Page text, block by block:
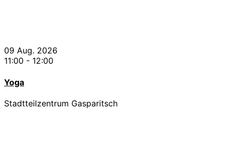
09 Aug. 2026
11:00 - 12:00
Yoga
Stadtteilzentrum Gasparitsch